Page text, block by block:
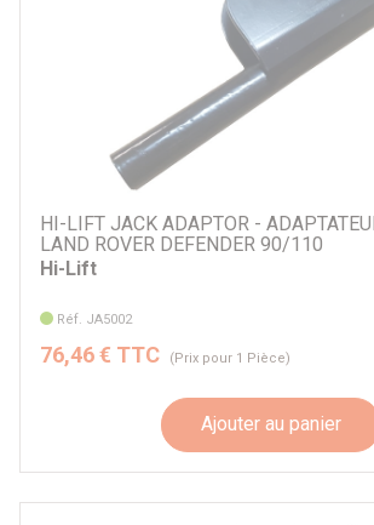
HI-LIFT JACK ADAPTOR -
LAND ROVER DEFENDER 90/110
Hi-Lift
Réf. JA5002
76,46 € TTC (Prix pour 1 Pièce)
Ajouter au panier